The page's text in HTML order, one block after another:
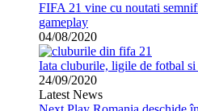
FIFA 21 vine cu noutati
gameplay
04/08/2020
Iata cluburile, ligile de fotbal
24/09/2020
Latest News